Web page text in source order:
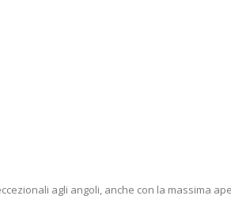
agli angoli, anche con la massima